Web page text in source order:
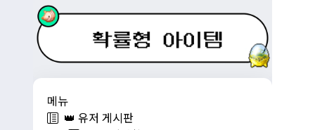
메뉴
👑 유저 게시판